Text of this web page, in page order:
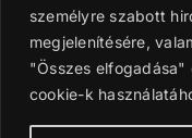
személyre szabott
megjelenítésére,
"Összes
cookie-k
Szerzői